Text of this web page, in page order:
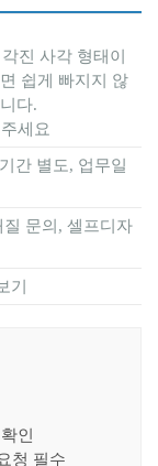
진 사각 형태이
쉽게 빠지지 않
다.
세요
간 별도, 업무일
질 문의, 셀프디자
기
인
청 필수